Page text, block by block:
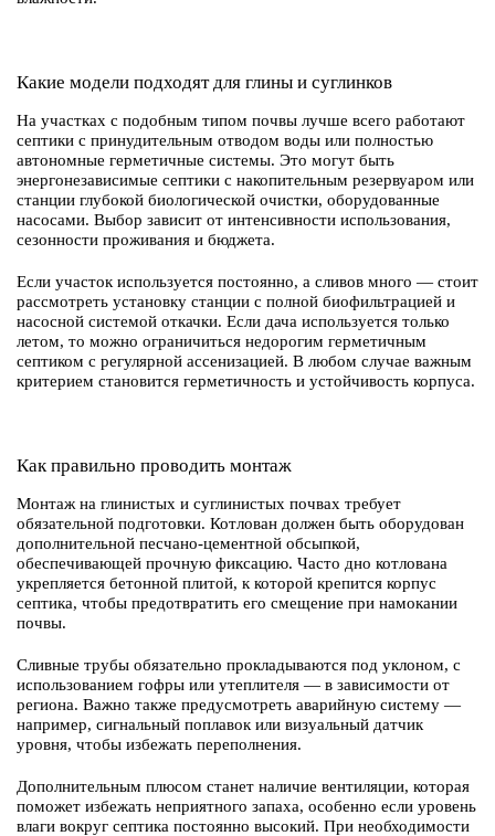
Какие модели подходят для глины и суглинков
На участках с подобным типом почвы лучше всего работают
септики с принудительным отводом воды или полностью
автономные герметичные системы. Это могут быть
энергонезависимые септики с накопительным резервуаром или
станции глубокой биологической очистки, оборудованные
насосами. Выбор зависит от интенсивности использования,
сезонности проживания и бюджета.
Если участок используется постоянно, а сливов много — стоит
рассмотреть установку станции с полной биофильтрацией и
насосной системой откачки. Если дача используется только
летом, то можно ограничиться недорогим герметичным
септиком с регулярной ассенизацией. В любом случае важным
критерием становится герметичность и устойчивость корпуса.
Как правильно проводить монтаж
Монтаж на глинистых и суглинистых почвах требует
обязательной подготовки. Котлован должен быть оборудован
дополнительной песчано-цементной обсыпкой,
обеспечивающей прочную фиксацию. Часто дно котлована
укрепляется бетонной плитой, к которой крепится корпус
септика, чтобы предотвратить его смещение при намокании
почвы.
Сливные трубы обязательно прокладываются под уклоном, с
использованием гофры или утеплителя — в зависимости от
региона. Важно также предусмотреть аварийную систему —
например, сигнальный поплавок или визуальный датчик
уровня, чтобы избежать переполнения.
Дополнительным плюсом станет наличие вентиляции, которая
поможет избежать неприятного запаха, особенно если уровень
влаги вокруг септика постоянно высокий. При необходимости